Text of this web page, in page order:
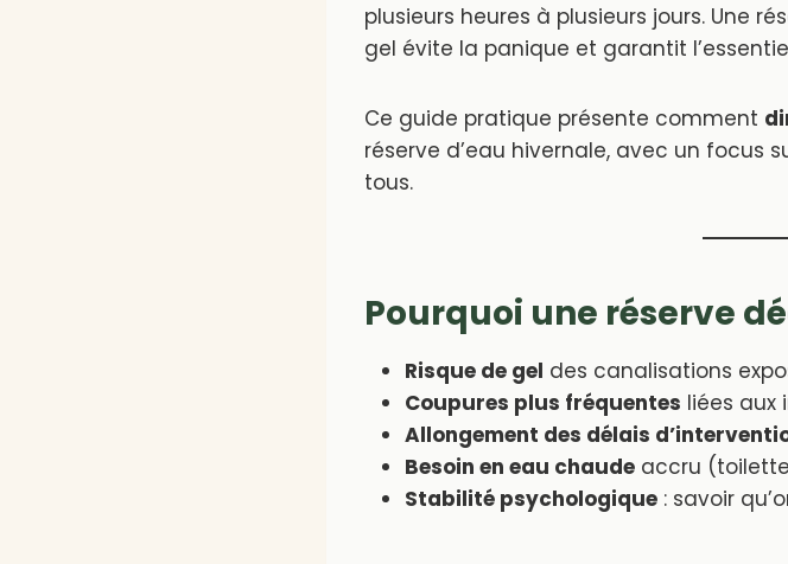
plusieurs heures à plusieurs jours. Une
gel évite la panique et garantit
Ce guide pratique présente comment
réserve d’eau hivernale, avec un focus
tous.
Pourquoi une réserve
Risque de gel des canalisations
Coupures plus fréquentes liées aux
Allongement des délais
Besoin en eau chaude accru
Stabilité psychologique : savoir